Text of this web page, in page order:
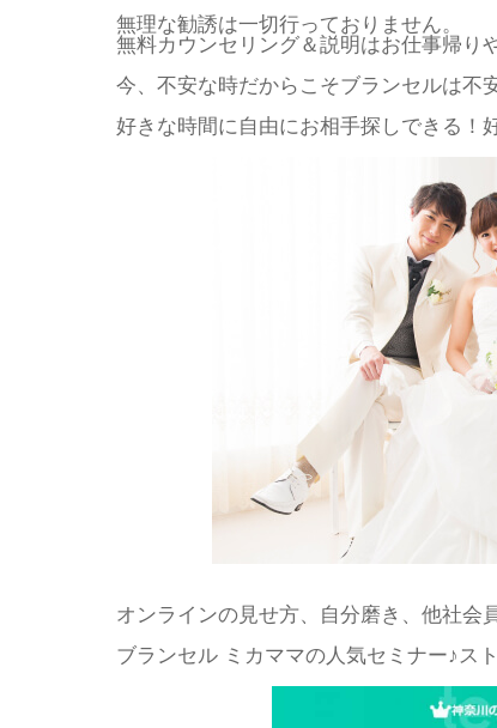
無理な勧誘は一切行っておりません。
無料カウンセリング＆説明はお仕事帰り
今、不安な時だからこそブランセルは不
好きな時間に自由にお相手探しできる！
オンラインの見せ方、自分磨き、他社会
ブランセル ミカママの人気セミナー♪ス